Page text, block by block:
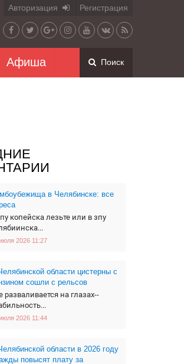
Авторизация Регистрация
Афиша Поиск
в Челябинске: все
копейска лезьте или в зпу
2026 11:27
области цистерны с
сошли с рельсов
разваливается на глазах--
2026 11:44
области в 2026 году
повысят плату за